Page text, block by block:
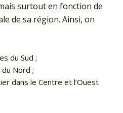
surtout en fonction de
de sa région. Ainsi, on
du Sud ;
du Nord ;
dans le Centre et l’Ouest